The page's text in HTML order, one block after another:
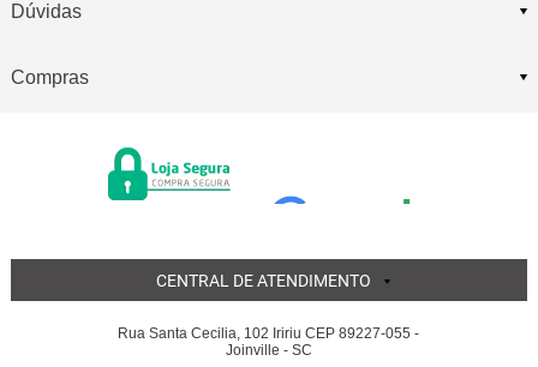
Dúvidas
Compras
CENTRAL DE ATENDIMENTO
Rua Santa Cecilia, 102 Iririu CEP 89227-055 -
Joinville - SC